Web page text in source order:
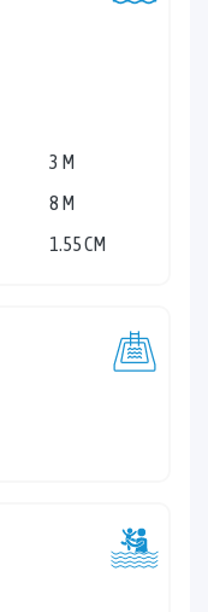
3 M
8 M
1.55 CM